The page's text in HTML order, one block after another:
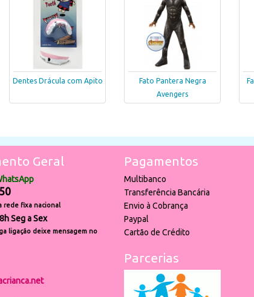
Dentes Drácula com Apito
Fato Pantera Negra
Avengers
Geral
rede fixa nacional
Seg a Sex
ligação deixe mensagem no
Pagamentos
Multibanco
Transferência Bancária
Envio à Cobrança
Paypal
Cartão de Crédito
Parcerias